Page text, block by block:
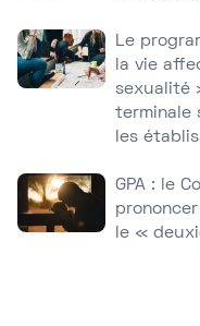
Le
la vie
sexualité
terminale
les
GPA : le
le «